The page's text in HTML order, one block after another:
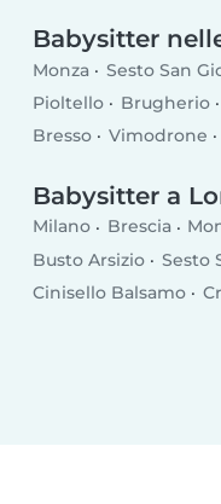
Babysitter
Monza Sesto San
Pioltello
Brugherio
Bresso
Vimodrone
Babysitter a
Milano Brescia
Busto Arsizio
Sesto
Cinisello Balsamo